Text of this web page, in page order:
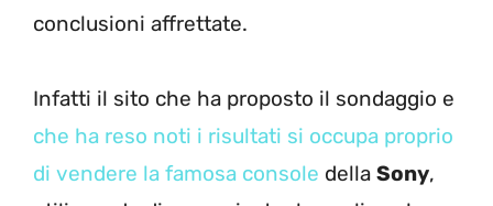
conclusioni affrettate.
Infatti il sito che ha proposto il sondaggio e
che ha reso noti i risultati si occupa proprio
di vendere la famosa console della Sony,